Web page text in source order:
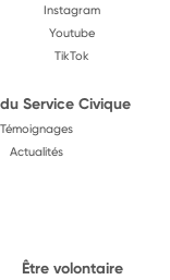
Instagram
Youtube
TikTok
Service Civique
Témoignages
Actualités
Être volontaire